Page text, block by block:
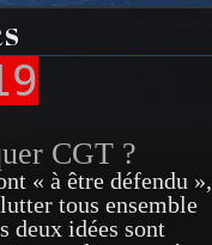
CGT ?
« à être défendu »,
tous ensemble
deux idées sont